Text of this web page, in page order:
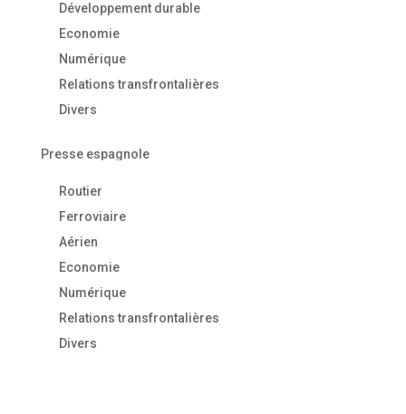
Développement durable
Economie
Numérique
Relations transfrontalières
Divers
Presse espagnole
Routier
Ferroviaire
Aérien
Economie
Numérique
Relations transfrontalières
Divers